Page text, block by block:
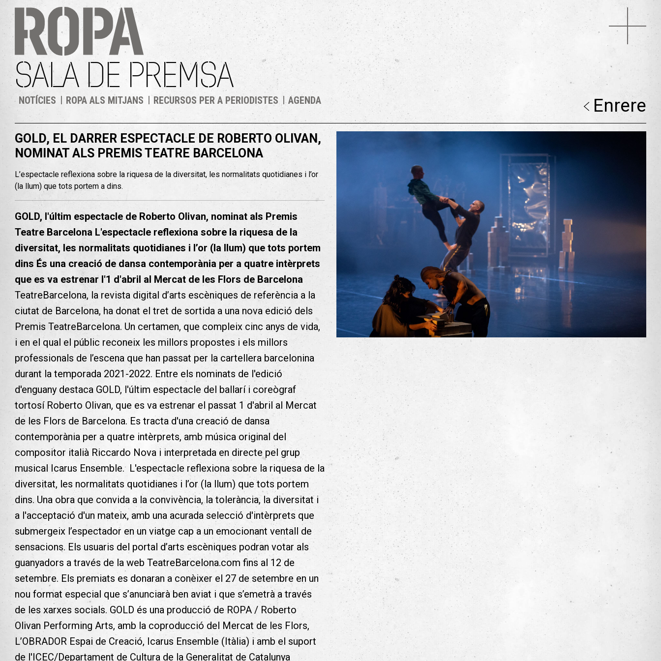
SALA DE PREMSA
NOTÍCIES ROPA ALS MITJANS RECURSOS PER A PERIODISTES AGENDA Enrere
GOLD, EL DARRER ESPECTACLE DE ROBERTO OLIVAN,
NOMINAT ALS PREMIS TEATRE BARCELONA
L’espectacle reflexiona sobre la riquesa de la diversitat, les normalitats quotidianes i l’or
(la llum) que tots portem a dins.
GOLD, l'últim espectacle de Roberto Olivan, nominat als Premis
Teatre Barcelona L'espectacle reflexiona sobre la riquesa de la
diversitat, les normalitats quotidianes i l’or (la llum) que tots portem
dins És una creació de dansa contemporània per a quatre intèrprets
que es va estrenar l'1 d'abril al Mercat de les Flors de Barcelona
TeatreBarcelona, la revista digital d’arts escèniques de referència a la
ciutat de Barcelona, ha donat el tret de sortida a una nova edició dels
Premis TeatreBarcelona. Un certamen, que compleix cinc anys de vida,
i en el qual el públic reconeix les millors propostes i els millors
professionals de l’escena que han passat per la cartellera barcelonina
durant la temporada 2021-2022. Entre els nominats de l'edició
d'enguany destaca GOLD, l'últim espectacle del ballarí i coreògraf
tortosí Roberto Olivan, que es va estrenar el passat 1 d'abril al Mercat
de les Flors de Barcelona. Es tracta d'una creació de dansa
contemporània per a quatre intèrprets, amb música original del
compositor italià Riccardo Nova i interpretada en directe pel grup
musical Icarus Ensemble. L'espectacle reflexiona sobre la riquesa de la
diversitat, les normalitats quotidianes i l’or (la llum) que tots portem
dins. Una obra que convida a la convivència, la tolerància, la diversitat i
a l'acceptació d'un mateix, amb una acurada selecció d'intèrprets que
submergeix l’espectador en un viatge cap a un emocionant ventall de
sensacions. Els usuaris del portal d’arts escèniques podran votar als
guanyadors a través de la web TeatreBarcelona.com fins al 12 de
setembre. Els premiats es donaran a conèixer el 27 de setembre en un
nou format especial que s’anunciarà ben aviat i que s’emetrà a través
de les xarxes socials. GOLD és una producció de ROPA / Roberto
Olivan Performing Arts, amb la coproducció del Mercat de les Flors,
L’OBRADOR Espai de Creació, Icarus Ensemble (Itàlia) i amb el suport
de l'ICEC/Departament de Cultura de la Generalitat de Catalunya